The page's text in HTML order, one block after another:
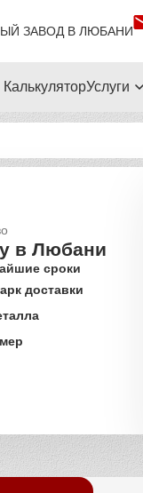
ЗАВОД В ЛЮБАНИ
КалькуляторУслуги
в Любани
сроки
доставки